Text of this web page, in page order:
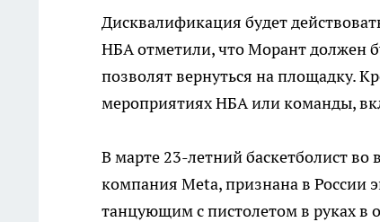
Дисквалификация будет
НБА отметили, что Морант должен
позволят вернуться на площадку.
мероприятиях НБА или команды,
В марте 23-летний баскетболист
компания Metа, признана в России
танцующим с пистолетом в руках в